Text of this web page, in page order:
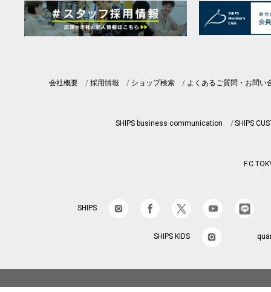
会社概要 採用情報 ショップ検索 よくあるご質問・お問い
SHIPS business communication SHIPS
SHIPS
SHIPS KIDS